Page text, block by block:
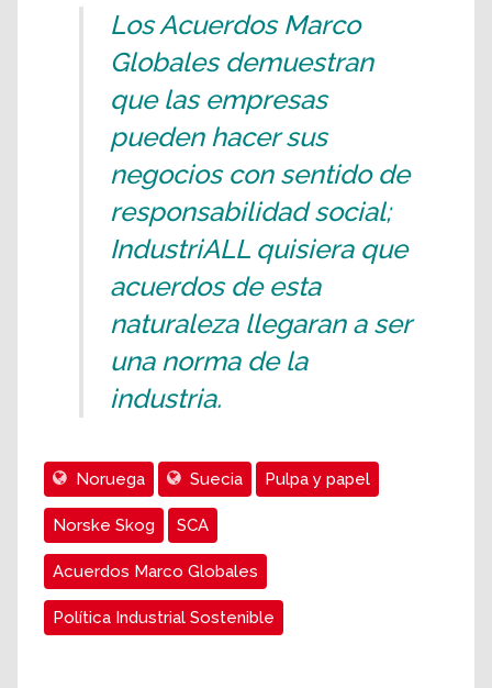
Los Acuerdos Marco
Globales demuestran
que las empresas
pueden hacer sus
negocios con sentido de
responsabilidad social;
IndustriALL quisiera que
acuerdos de esta
naturaleza llegaran a ser
una norma de la
industria.
Noruega Suecia Pulpa y papel
Norske Skog SCA
Acuerdos Marco Globales
Política Industrial Sostenible